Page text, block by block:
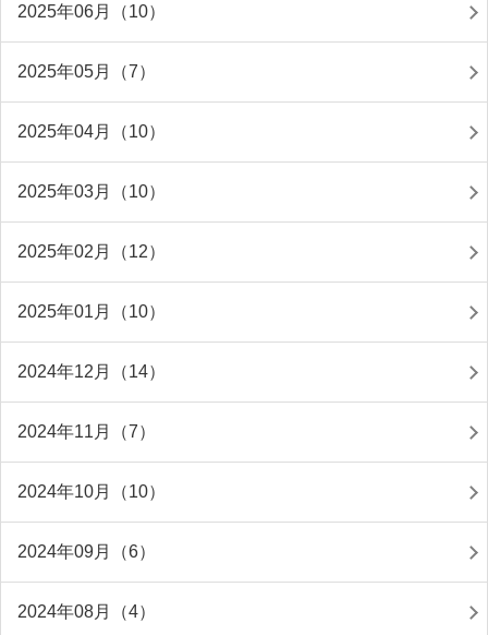
2025年06月（10）
2025年05月（7）
2025年04月（10）
2025年03月（10）
2025年02月（12）
2025年01月（10）
2024年12月（14）
2024年11月（7）
2024年10月（10）
2024年09月（6）
2024年08月（4）